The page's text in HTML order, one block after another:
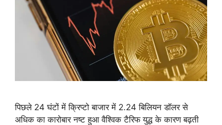
पिछले 24 घंटों में क्रिप्टो बाजार में 2.24 बिलियन डॉलर से
अधिक का कारोबार नष्ट हुआ वैश्विक टैरिफ युद्ध के कारण बढ़ती